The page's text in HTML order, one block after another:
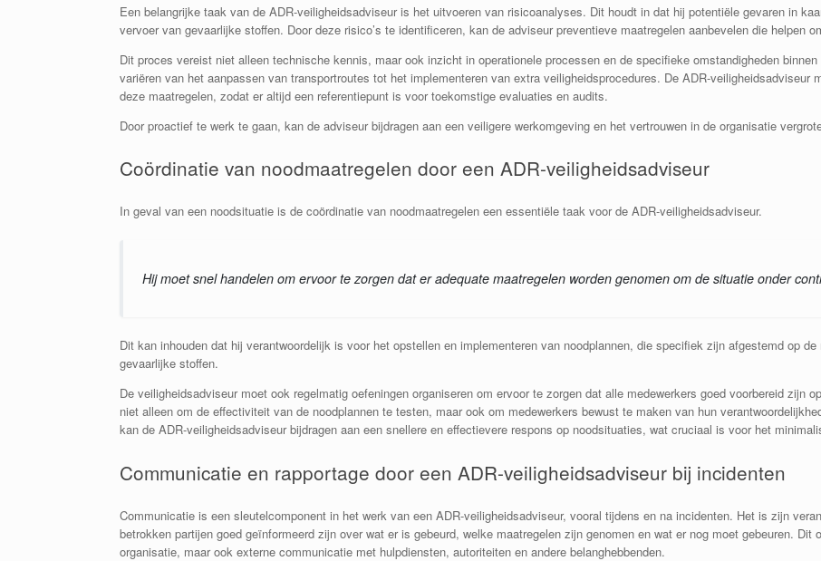
Een belangrijke taak van de ADR-veiligheidsadviseur is het uitvoeren van risicoanalyses. Dit houdt in dat hij potentiële gevaren in
vervoer van gevaarlijke stoffen. Door deze risico’s te identificeren, kan de adviseur preventieve maatregelen aanbevelen die helpen
Dit proces vereist niet alleen technische kennis, maar ook inzicht in operationele processen en de specifieke omstandigheden
variëren van het aanpassen van transportroutes tot het implementeren van extra veiligheidsprocedures. De ADR-veiligheidsadviseur
deze maatregelen, zodat er altijd een referentiepunt is voor toekomstige evaluaties en audits.
Door proactief te werk te gaan, kan de adviseur bijdragen aan een veiligere werkomgeving en het vertrouwen in de organisatie
Coördinatie van noodmaatregelen door een ADR-veiligheidsadviseur
In geval van een noodsituatie is de coördinatie van noodmaatregelen een essentiële taak voor de ADR-veiligheidsadviseur.
Hij moet snel handelen om ervoor te zorgen dat er adequate maatregelen worden genomen om de situatie onder
Dit kan inhouden dat hij verantwoordelijk is voor het opstellen en implementeren van noodplannen, die specifiek zijn afgestemd op
gevaarlijke stoffen.
De veiligheidsadviseur moet ook regelmatig oefeningen organiseren om ervoor te zorgen dat alle medewerkers goed voorbereid zijn
niet alleen om de effectiviteit van de noodplannen te testen, maar ook om medewerkers bewust te maken van hun
kan de ADR-veiligheidsadviseur bijdragen aan een snellere en effectievere respons op noodsituaties, wat cruciaal is voor het
Communicatie en rapportage door een ADR-veiligheidsadviseur bij incidenten
Communicatie is een sleutelcomponent in het werk van een ADR-veiligheidsadviseur, vooral tijdens en na incidenten. Het is zijn
betrokken partijen goed geïnformeerd zijn over wat er is gebeurd, welke maatregelen zijn genomen en wat er nog moet gebeuren.
organisatie, maar ook externe communicatie met hulpdiensten, autoriteiten en andere belanghebbenden.